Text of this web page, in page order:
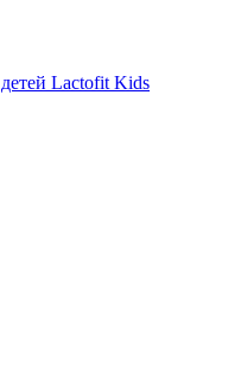
Lactofit Kids